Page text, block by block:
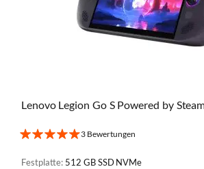
Lenovo Legion Go S Powered by
3 Bewertungen
Festplatte: 512 GB SSD NVMe